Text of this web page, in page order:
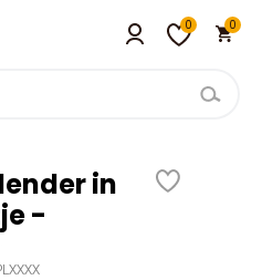
0 0
in
-